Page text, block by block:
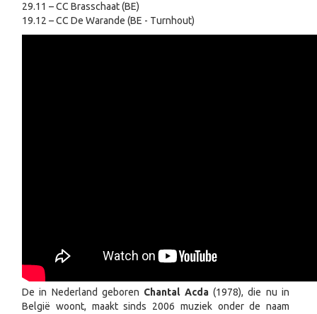
29.11 – CC Brasschaat (BE)
19.12 – CC De Warande (BE - Turnhout)
De in Nederland geboren Chantal Acda(1978), die nu in
België woont, maakt sinds 2006 muziek onder de naam